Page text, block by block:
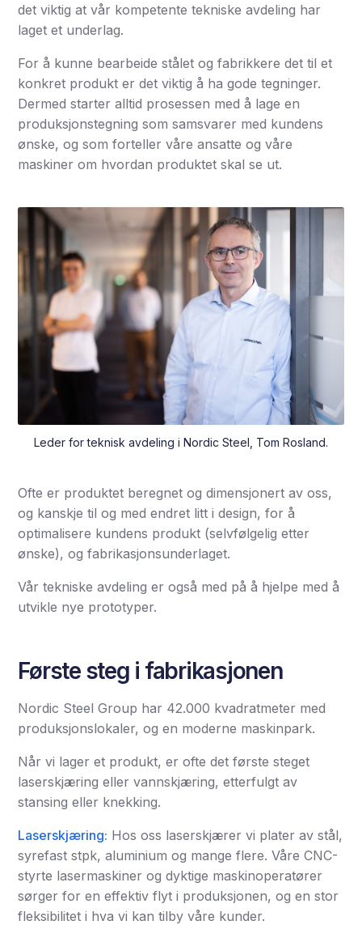
det viktig at vår kompetente tekniske avdeling har
laget et underlag.
For å kunne bearbeide stålet og fabrikkere det til et
konkret produkt er det viktig å ha gode tegninger.
Dermed starter alltid prosessen med å lage en
produksjonstegning som samsvarer med kundens
ønske, og som forteller våre ansatte og våre
maskiner om hvordan produktet skal se ut.
Leder for teknisk avdeling i Nordic Steel, Tom Rosland.
Ofte er produktet beregnet og dimensjonert av oss,
og kanskje til og med endret litt i design, for å
optimalisere kundens produkt (selvfølgelig etter
ønske), og fabrikasjonsunderlaget.
Vår tekniske avdeling er også med på å hjelpe med å
utvikle nye prototyper.
Første steg i fabrikasjonen
Nordic Steel Group har 42.000 kvadratmeter med
produksjonslokaler, og en moderne maskinpark.
Når vi lager et produkt, er ofte det første steget
laserskjæring eller vannskjæring, etterfulgt av
stansing eller knekking.
Laserskjæring: Hos oss laserskjærer vi plater av stål,
syrefast stpk, aluminium og mange flere. Våre CNC-
styrte lasermaskiner og dyktige maskinoperatører
sørger for en effektiv flyt i produksjonen, og en stor
fleksibilitet i hva vi kan tilby våre kunder.